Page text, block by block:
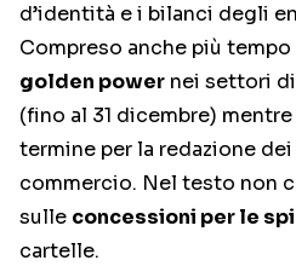
d’identità e i bilanci degli
Compreso anche più
golden power nei settori
(fino al 31 dicembre)
termine per la redazione
commercio. Nel testo non
sulle concessioni per le
cartelle.